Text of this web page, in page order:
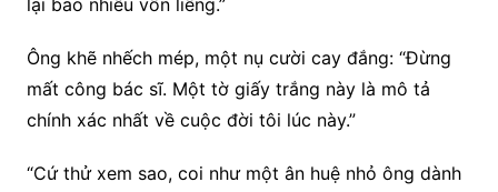
lại bao nhiêu vốn liếng.”
Ông khẽ nhếch mép, một nụ cười cay đắng: “Đừng
mất công bác sĩ. Một tờ giấy trắng này là mô tả
chính xác nhất về cuộc đời tôi lúc này.”
“Cứ thử xem sao, coi như một ân huệ nhỏ ông dành